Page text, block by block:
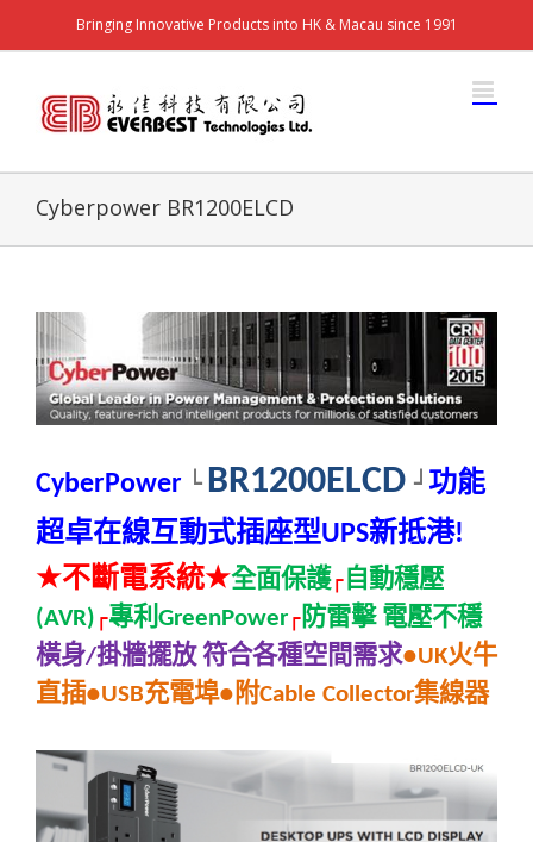
Bringing Innovative Products into HK & Macau since 1991
Cyberpower BR1200ELCD
CyberPower └ BR1200ELCD ┘ 功能
超卓在線互動式插座型UPS新抵港!
★不斷電系統★全面保護┌ 自動穩壓
(AVR) ┌專利 GreenPower┌防雷擊 電壓不穩
橫身/掛牆擺放 符合各種空間需求●UK火牛
直插●USB充電埠● 附Cable Collector集線器